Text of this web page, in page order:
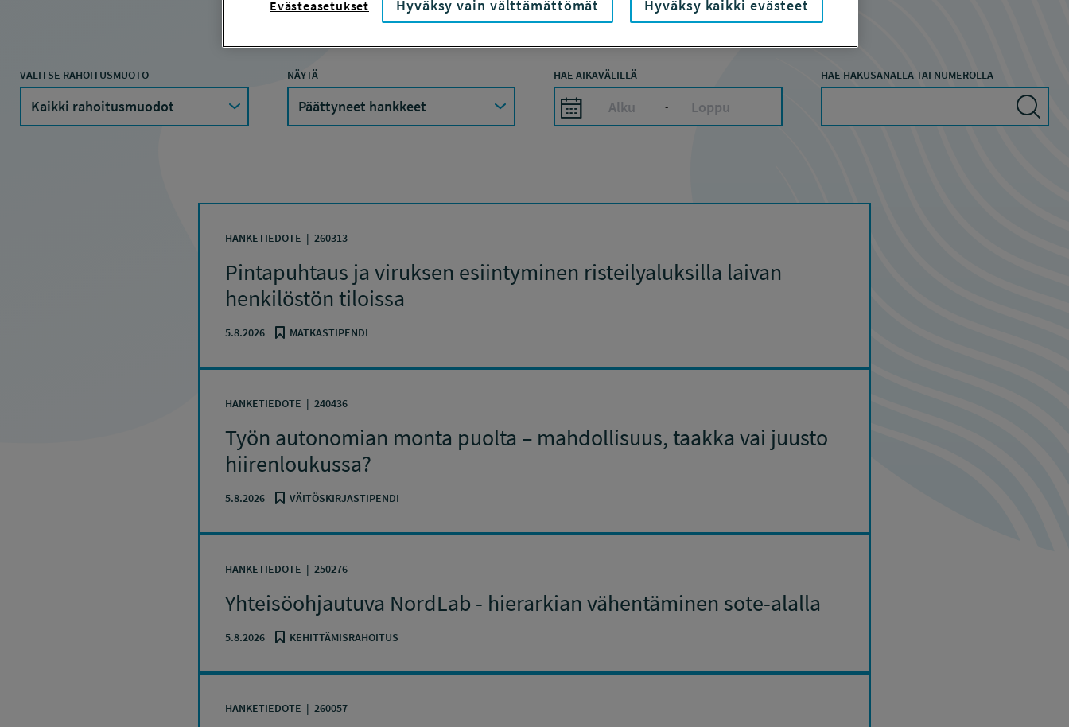
VALITSE RAHOITUSMUOTO NÄYTÄ HAE AIKAVÄLILLÄ
-
HAE HAKUSANALLA TAI NUMEROLLA
HANKETIEDOTE 260313
Pintapuhtaus ja viruksen esiintyminen risteilyaluksilla laivan
henkilöstön tiloissa
5.8.2026 MATKASTIPENDI
HANKETIEDOTE 240436
Työn autonomian monta puolta – mahdollisuus, taakka vai juusto
hiirenloukussa?
5.8.2026 VÄITÖSKIRJASTIPENDI
HANKETIEDOTE 250276
Yhteisöohjautuva NordLab - hierarkian vähentäminen sote-alalla
5.8.2026 KEHITTÄMISRAHOITUS
HANKETIEDOTE 260057
Hyväksy vain välttämättömät Hyväksy kaikki evästeet
Evästeasetukset